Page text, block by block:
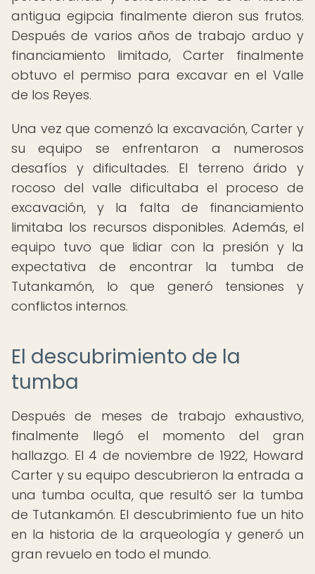
antigua egipcia finalmente dieron sus frutos.
Después de varios años de trabajo arduo y
financiamiento limitado, Carter finalmente
obtuvo el permiso para excavar en el Valle
de los Reyes.
Una vez que comenzó la excavación, Carter y
su equipo se enfrentaron a numerosos
desafíos y dificultades. El terreno árido y
rocoso del valle dificultaba el proceso de
excavación, y la falta de financiamiento
limitaba los recursos disponibles. Además, el
equipo tuvo que lidiar con la presión y la
expectativa de encontrar la tumba de
Tutankamón, lo que generó tensiones y
conflictos internos.
El descubrimiento de la
tumba
Después de meses de trabajo exhaustivo,
finalmente llegó el momento del gran
hallazgo. El 4 de noviembre de 1922, Howard
Carter y su equipo descubrieron la entrada a
una tumba oculta, que resultó ser la tumba
de Tutankamón. El descubrimiento fue un hito
en la historia de la arqueología y generó un
gran revuelo en todo el mundo.